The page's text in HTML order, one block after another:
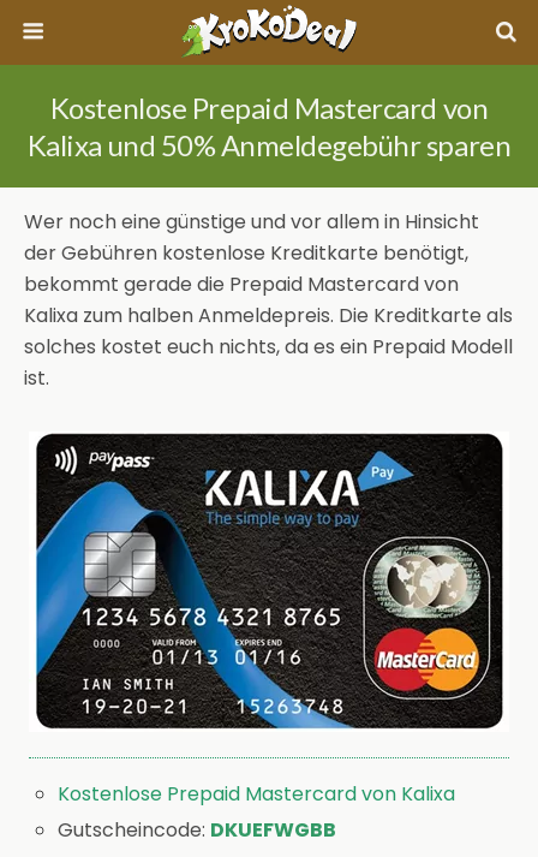
Kostenlose Prepaid Mastercard von
Kalixa und 50% Anmeldegebühr sparen
Wer noch eine günstige und vor allem in Hinsicht
der Gebühren kostenlose Kreditkarte benötigt,
bekommt gerade die Prepaid Mastercard von
Kalixa zum halben Anmeldepreis. Die Kreditkarte als
solches kostet euch nichts, da es ein Prepaid Modell
ist.
Kostenlose Prepaid Mastercard von Kalixa
Gutscheincode: DKUEFWGBB